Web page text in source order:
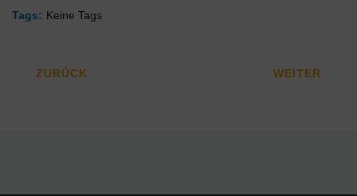
Tags: Keine Tags
ZURÜCK WEITER